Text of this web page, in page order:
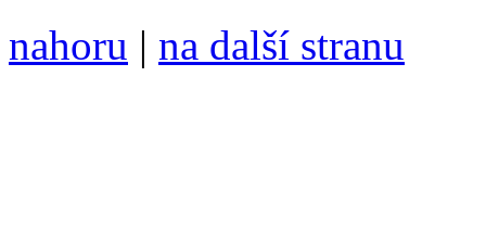
nahoru | na další stranu